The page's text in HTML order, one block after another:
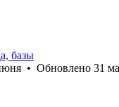
базы
• Обновлено 31